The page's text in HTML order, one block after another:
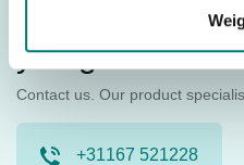
We are happy
you get started.
Contact us. Our product
+31167 521228